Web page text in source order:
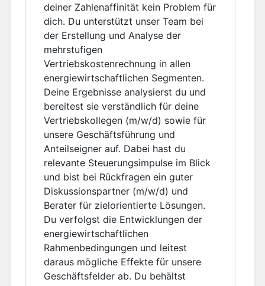
deiner Zahlenaffinität kein Problem für
dich. Du unterstützt unser Team bei
der Erstellung und Analyse der
mehrstufigen
Vertriebskostenrechnung in allen
energiewirtschaftlichen Segmenten.
Deine Ergebnisse analysierst du und
bereitest sie verständlich für deine
Vertriebskollegen (m/w/d) sowie für
unsere Geschäftsführung und
Anteilseigner auf. Dabei hast du
relevante Steuerungsimpulse im Blick
und bist bei Rückfragen ein guter
Diskussionspartner (m/w/d) und
Berater für zielorientierte Lösungen.
Du verfolgst die Entwicklungen der
energiewirtschaftlichen
Rahmenbedingungen und leitest
daraus mögliche Effekte für unsere
Geschäftsfelder ab. Du behältst